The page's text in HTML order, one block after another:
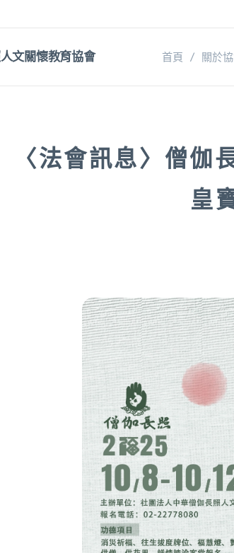
文關懷教育協會 首頁 關於
〈法會訊息〉 僧伽
皇